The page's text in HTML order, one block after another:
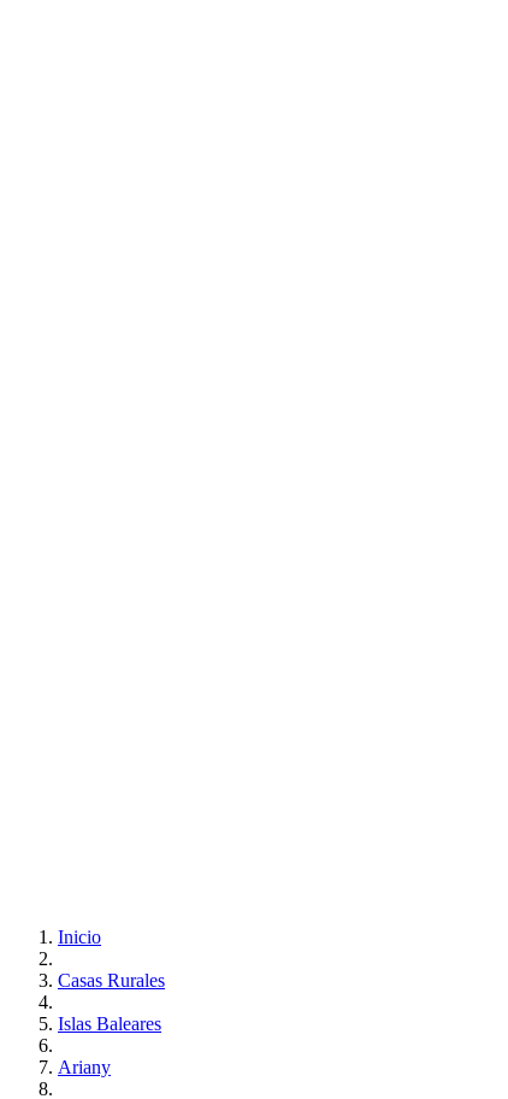
Inicio
Casas Rurales
Islas Baleares
Ariany